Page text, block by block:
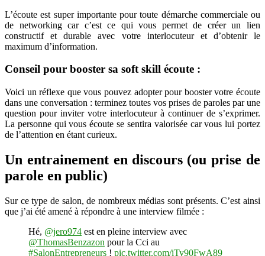
L’écoute est super importante pour toute démarche commerciale ou
de networking car c’est ce qui vous permet de créer un lien
constructif et durable avec votre interlocuteur et d’obtenir le
maximum d’information.
Conseil pour booster sa soft skill écoute :
Voici un réflexe que vous pouvez adopter pour booster votre écoute
dans une conversation : terminez toutes vos prises de paroles par une
question pour inviter votre interlocuteur à continuer de s’exprimer.
La personne qui vous écoute se sentira valorisée car vous lui portez
de l’attention en étant curieux.
Un entrainement en discours (ou prise de
parole en public)
Sur ce type de salon, de nombreux médias sont présents. C’est ainsi
que j’ai été amené à répondre à une interview filmée :
Hé, @jero974 est en pleine interview avec
@ThomasBenzazon pour la Cci au
#SalonEntrepreneurs ! pic.twitter.com/iTy90FwA89